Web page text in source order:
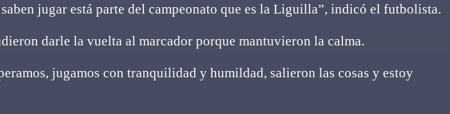
jugar está parte del campeonato que es la Liguilla”, indicó el futbolista.
darle la vuelta al marcador porque mantuvieron la calma.
jugamos con tranquilidad y humildad, salieron las cosas y estoy